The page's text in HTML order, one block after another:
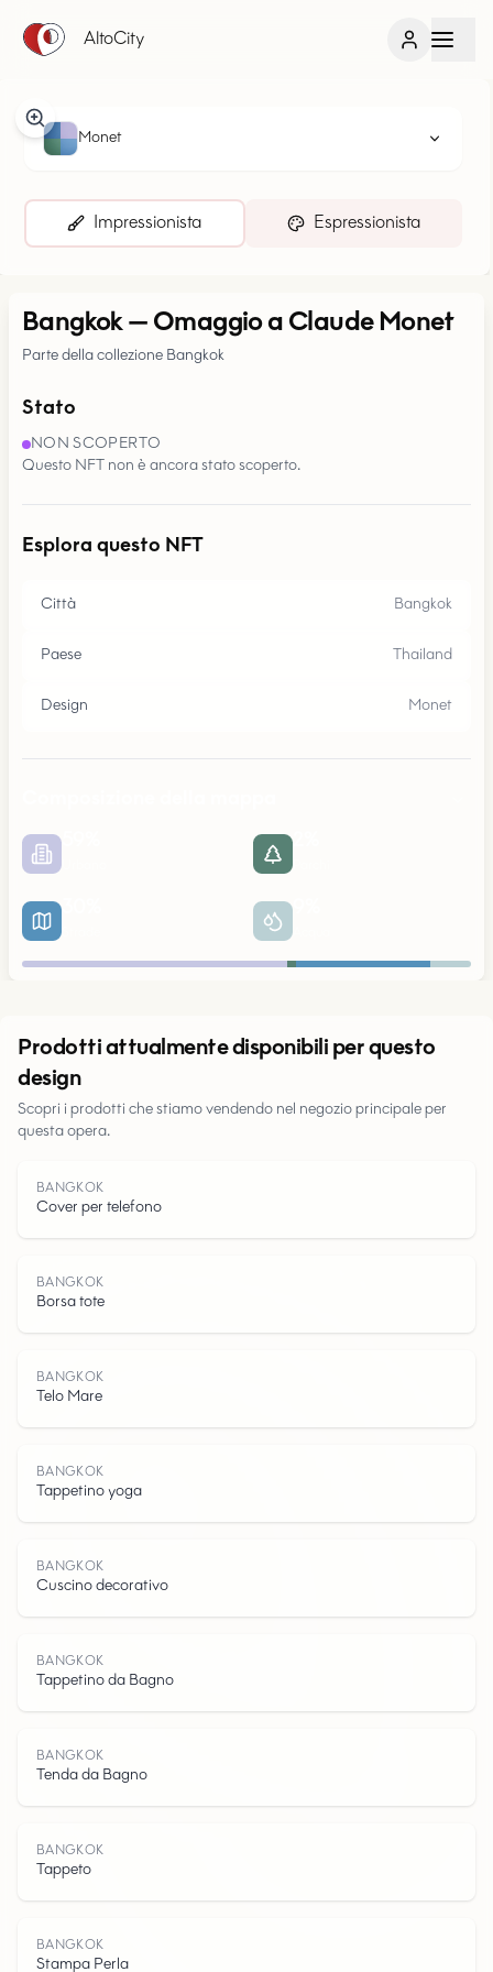
AltoCity
B
A
N
G
K
O
Monet
Impressionista Espressionista
Bangkok— Omaggio a Claude Monet
Parte della collezione Bangkok
Stato
NON SCOPERTO
Questo NFT non è ancora stato scoperto.
Esplora questo NFT
Città Bangkok
Paese Thailand
Design Monet
Parchi
Strade
Acqua
Prodotti attualmente disponibili per questo
design
Scopri i prodotti che stiamo vendendo nel negozio principale per
questa opera.
BANGKOK
Cover per telefono
BANGKOK
Borsa tote
BANGKOK
Telo Mare
BANGKOK
Tappetino yoga
BANGKOK
Cuscino decorativo
BANGKOK
Tappetino da Bagno
BANGKOK
Tenda da Bagno
BANGKOK
Tappeto
BANGKOK
Stampa Perla